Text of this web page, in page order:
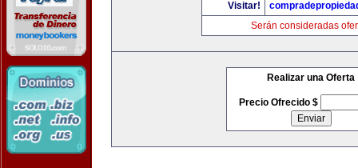
Visitar!
Serán consideradas
Realizar una Oferta
Precio Ofrecido $